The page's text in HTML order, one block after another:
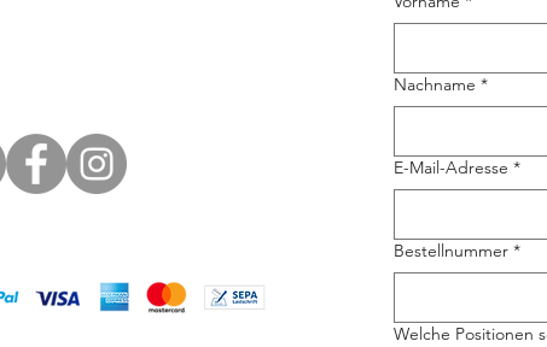
Nachname *
E-Mail-Adresse *
Bestellnummer *
Welche Positionen